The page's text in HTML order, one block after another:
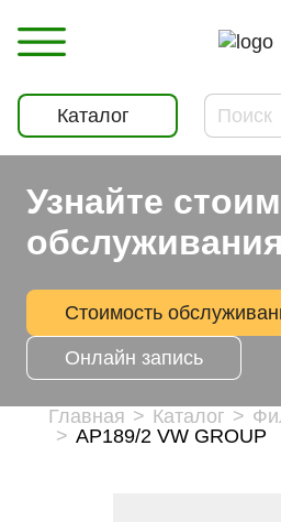
Каталог
Узнайте
Стоимость
Онлайн запись
Главная Каталог
AP189/2 VW GROUP